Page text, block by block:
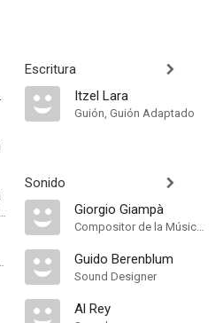
Second Assistant Director
Director
Escritura
Itzel Lara
Guión, Guión Adaptado
Sonido
Giorgio Giampà
Compositor de la Música Original, Música
Guido Berenblum
Sound Designer
Al Rey